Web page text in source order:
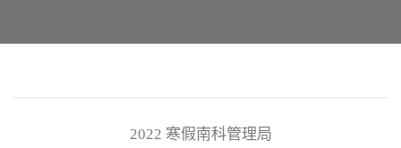
2022 寒假南科管理局